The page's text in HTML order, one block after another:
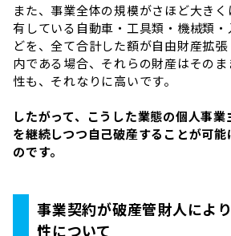
また、事業全体の規模がさほど大き
有している自動車・工具類・機械類
どを、全て合計した額が自由財産拡
内である場合、それらの財産はその
性も、それなりに高いです。
したがって、こうした業態の個人事
を継続しつつ自己破産することが可能
のです。
事業契約が破産管財人によ
性について